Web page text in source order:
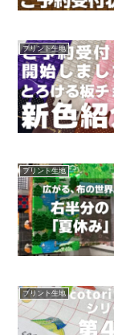
プリント生地
プリント生地
プリント生地